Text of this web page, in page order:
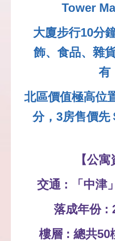
Tower
大廈步行10分
飾、食品、雜
有
北區價值極高位
分，3房售價先
【公寓
交通 : 「中津
落成年份 :
樓層 : 總共50